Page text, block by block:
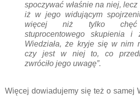
spoczywać właśnie na niej, lecz
iż w jego widującym
więcej niż tylko chęć
stuprocentowego skupienia i
Wiedziała, że kryje się w nim
czy jest w niej to, co
zwróciło jego uwagę”.
Więcej dowiadujemy się też o samej